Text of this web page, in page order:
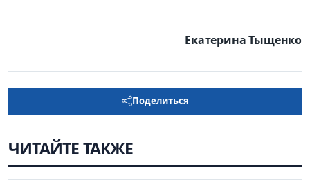
Екатерина Тыщенко
Поделиться
ЧИТАЙТЕ ТАКЖЕ